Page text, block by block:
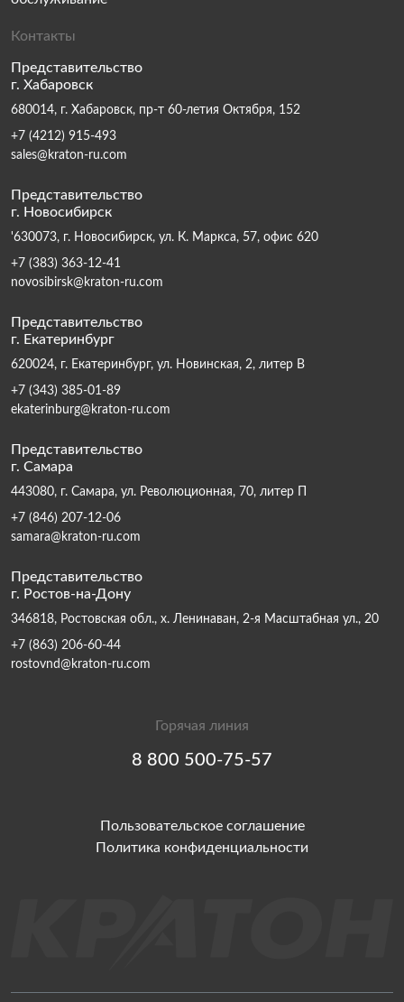
Контакты
Представительство
г. Хабаровск
680014, г. Хабаровск, пр-т 60-летия Октября, 152
+7 (4212) 915-493
sales@kraton-ru.com
Представительство
г. Новосибирск
'630073, г. Новосибирск, ул. К. Маркса, 57, офис 620
+7 (383) 363-12-41
novosibirsk@kraton-ru.com
Представительство
г. Екатеринбург
620024, г. Екатеринбург, ул. Новинская, 2, литер В
+7 (343) 385-01-89
ekaterinburg@kraton-ru.com
Представительство
г. Самара
443080, г. Самара, ул. Революционная, 70, литер П
+7 (846) 207-12-06
samara@kraton-ru.com
Представительство
г. Ростов-на-Дону
346818, Ростовская обл., х. Ленинаван, 2-я Масштабная ул., 20
+7 (863) 206-60-44
rostovnd@kraton-ru.com
Горячая линия
8 800 500-75-57
Пользовательское соглашение
Политика конфиденциальности